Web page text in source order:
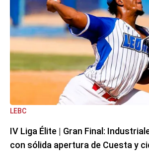
LEBC
IV Liga Élite | Gran Final:
con sólida apertura de Cuesta y